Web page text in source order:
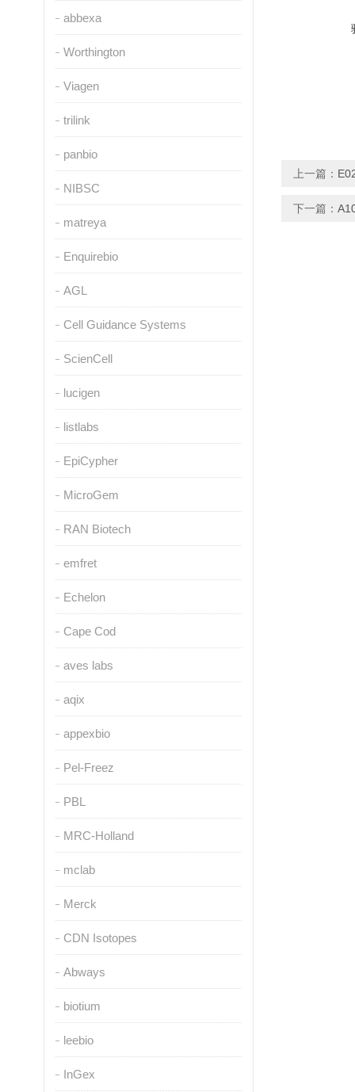
abbexa
Worthington
Viagen
trilink
panbio
NIBSC
matreya
Enquirebio
AGL
Cell Guidance Systems
ScienCell
lucigen
listlabs
EpiCypher
MicroGem
RAN Biotech
emfret
Echelon
Cape Cod
aves labs
aqix
appexbio
Pel-Freez
PBL
MRC-Holland
mclab
Merck
CDN Isotopes
Abways
biotium
leebio
InGex
上一篇：
下一篇：